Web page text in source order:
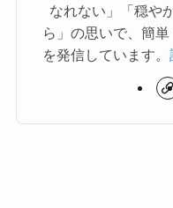
なれない」「穏や
ら」の思いで、簡
を発信しています。